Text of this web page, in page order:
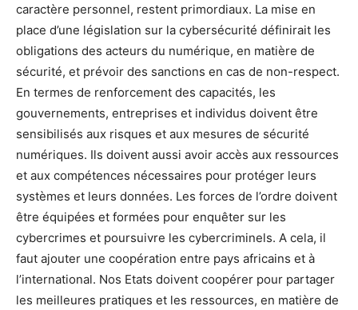
caractère personnel, restent primordiaux. La mise en
place d’une législation sur la cybersécurité définirait les
obligations des acteurs du numérique, en matière de
sécurité, et prévoir des sanctions en cas de non-respect.
En termes de renforcement des capacités, les
gouvernements, entreprises et individus doivent être
sensibilisés aux risques et aux mesures de sécurité
numériques. Ils doivent aussi avoir accès aux ressources
et aux compétences nécessaires pour protéger leurs
systèmes et leurs données. Les forces de l’ordre doivent
être équipées et formées pour enquêter sur les
cybercrimes et poursuivre les cybercriminels. A cela, il
faut ajouter une coopération entre pays africains et à
l’international. Nos Etats doivent coopérer pour partager
les meilleures pratiques et les ressources, en matière de